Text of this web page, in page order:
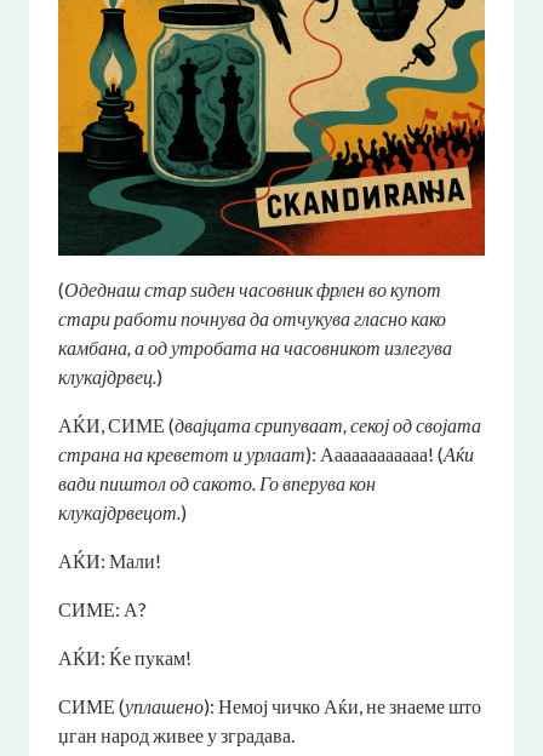
(Одеднаш стар ѕиден часовник фрлен во купот
стари работи почнува да отчукува гласно како
камбана, а од утробата на часовникот излегува
клукајдрвец.)
АЌИ, СИМЕ (двајцата срипуваат, секој од својата
страна на креветот и урлаат): Аааааааааааа! (Аќи
вади пиштол од сакото. Го вперува кон
клукајдрвецот.)
АЌИ: Мали!
СИМЕ: А?
АЌИ: Ќе пукам!
СИМЕ (уплашено): Немој чичко Аќи, не знаеме што
џган народ живее у зградава.